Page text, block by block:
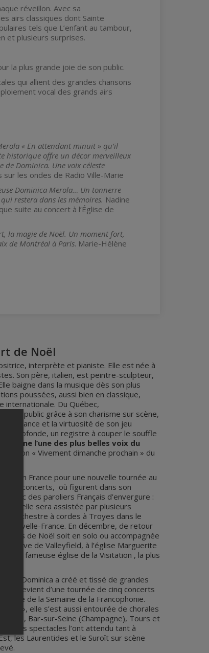
réveillon. Avec sa
airs classiques dont Sainte
tels que L’enfant au tambour,
et plusieurs surprises.
la plus grande joie de son public.
qui allient des grandes chansons
vocal des grands airs
« En attendant minuit » qu’il
historique offre un décor merveilleux
Dominica. Une voix céleste
sur les ondes de Radio Ville-Marie
Dominica Merola… Un tonnerre
restera dans les mémoires. Nadine
suite au concert à l’Église de
la magie de Noël. Un moment fort,
de Montréal à Paris. Marie-Hélène
de Noël
interprète et pianiste. Elle est née à
Son père, italien, est peintre-sculpteur,
baigne dans la musique dès son plus
poussées, aussi bien en classique,
internationale. Du Québec,
son public grâce à son charisme sur scène,
en nuance et la virtuosité de son jeu
profonde, un registre à couper le souffle
comme l’une des plus belles voix du
« Vivement dimanche prochain » du
en France pour une nouvelle tournée au
concerts, où figurent dans son
avec des paroliers Français d’envergure :
elle sera assistée par plusieurs
orchestre à cordes à Troyes dans le
Nouvelle-France. En décembre, de retour
de Noël soit en solo ou accompagnée
de Valleyfield, à l’église Marguerite
à la fameuse église de la Visitation , la plus
Dominica a créé et tissé de grandes
Elle revient d’une tournée de cinq concerts
cadre de la Semaine de la Francophonie.
elle s’est aussi entourée de chorales
Bar-sur-Seine (Champagne), Tours et
divers spectacles l’ont attendu tant à
les Laurentides et le Suroît sur scène